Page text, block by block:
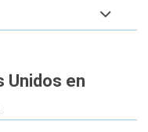
Unidos en